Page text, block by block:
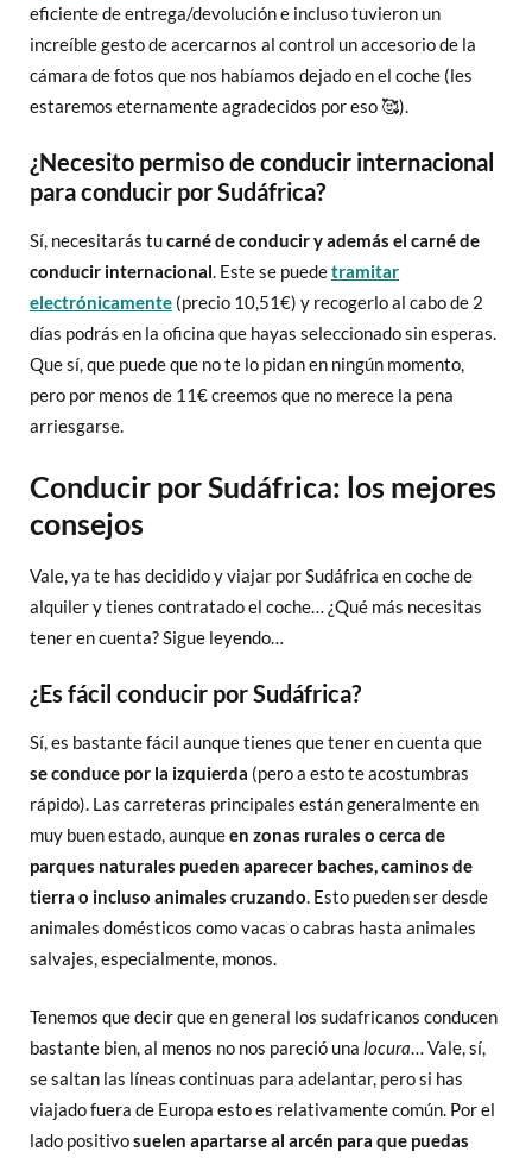
eficiente de entrega/devolución e incluso tuvieron un
increíble gesto de acercarnos al control un accesorio de la
cámara de fotos que nos habíamos dejado en el coche (les
estaremos eternamente agradecidos por eso 🥰).
¿Necesito permiso de conducir internacional
para conducir por Sudáfrica?
Sí, necesitarás tucarné de conducir y además el carné de
conducir internacional. Este se puedetramitar
electrónicamente (precio 10,51€) y recogerlo al cabo de 2
días podrás en la oficina que hayas seleccionado sin esperas.
Que sí, que puede que no te lo pidan en ningún momento,
pero por menos de 11€ creemos que no merece la pena
arriesgarse.
Conducir por Sudáfrica: los mejores
consejos
Vale, ya te has decidido y viajar por Sudáfrica en coche de
alquiler y tienes contratado el coche… ¿Qué más necesitas
tener en cuenta? Sigue leyendo…
¿Es fácil conducir por Sudáfrica?
Sí, es bastante fácil aunque tienes que tener en cuenta que
se conduce por la izquierda (pero a esto te acostumbras
rápido). Las carreteras principales están generalmente en
muy buen estado, aunqueen zonas rurales o cerca de
parques naturales pueden aparecer baches, caminos de
tierra o incluso animales cruzando. Esto pueden ser desde
animales domésticos como vacas o cabras hasta animales
salvajes, especialmente, monos.
Tenemos que decir que en general los sudafricanos conducen
bastante bien, al menos no nos pareció una locura … Vale, sí,
se saltan las líneas continuas para adelantar, pero si has
viajado fuera de Europa esto es relativamente común. Por el
lado positivosuelen apartarse al arcén para que puedas